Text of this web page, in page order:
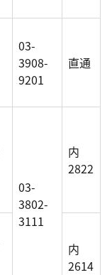
03-
3908-
9201
直通
03-
3802-
3111
内
2822
内
2614